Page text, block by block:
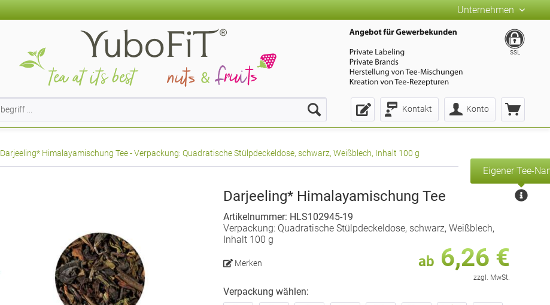
Unternehmen
Kontakt Konto
SSL
Darjeeling* Himalayamischung Tee - Verpackung: Quadratische Stülpdeckeldose, schwarz, Weißblech, Inhalt 100 g
Darjeeling* Himalayamischung Tee
Eigener Tee-
Artikelnummer: HLS102945-19
Verpackung: Quadratische Stülpdeckeldose, schwarz, Weißblech,
Inhalt 100 g
ab 6,26 €
zzgl. MwSt.
Merken
Verpackung wählen: